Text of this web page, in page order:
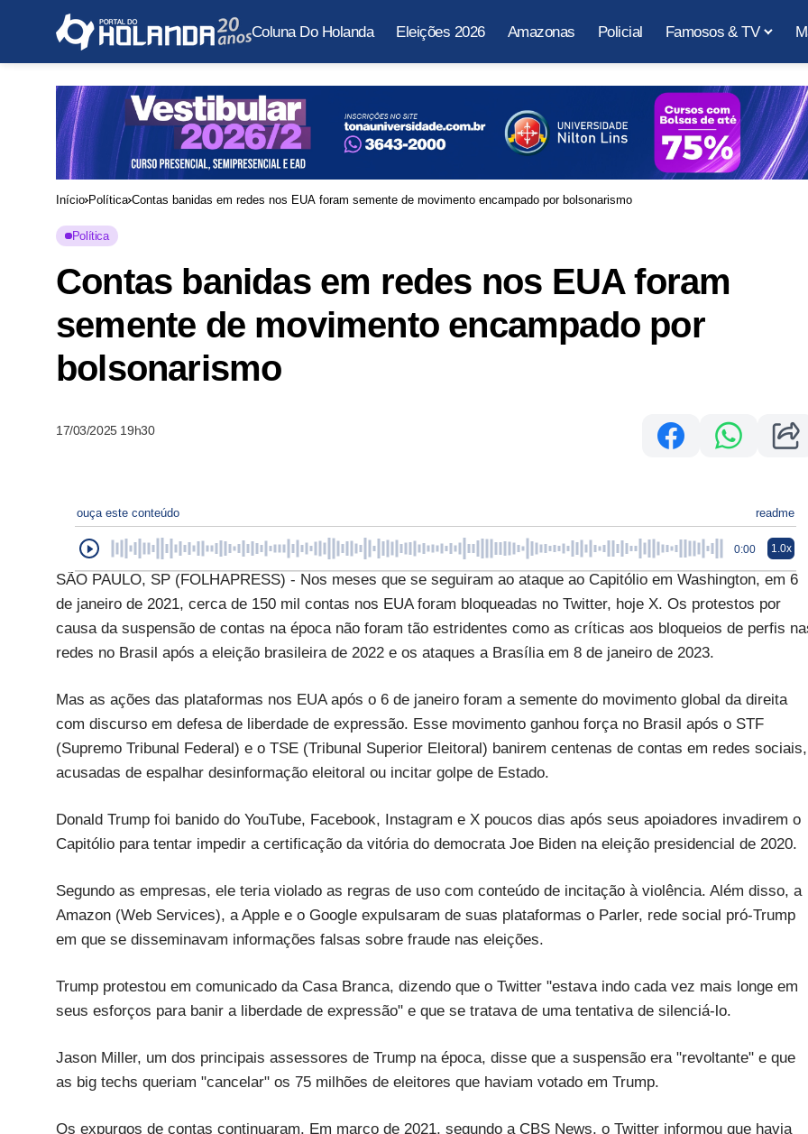
Coluna Do Holanda Eleições 2026 Amazonas Policial Famosos & TV
Início Política Contas banidas em redes nos EUA foram semente de movimento encampado por bolsonarismo
Política
Contas banidas em redes nos EUA foram
semente de movimento encampado por
bolsonarismo
17/03/2025 19h30
ouça este conteúdo readme
0:00 1.0x
SÃO PAULO, SP (FOLHAPRESS) - Nos meses que se seguiram ao ataque ao Capitólio em Washington, em 6
de janeiro de 2021, cerca de 150 mil contas nos EUA foram bloqueadas no Twitter, hoje X. Os protestos por
causa da suspensão de contas na época não foram tão estridentes como as críticas aos bloqueios de perfis
redes no Brasil após a eleição brasileira de 2022 e os ataques a Brasília em 8 de janeiro de 2023.
Mas as ações das plataformas nos EUA após o 6 de janeiro foram a semente do movimento global da direita
com discurso em defesa de liberdade de expressão. Esse movimento ganhou força no Brasil após o STF
(Supremo Tribunal Federal) e o TSE (Tribunal Superior Eleitoral) banirem centenas de contas em redes sociais,
acusadas de espalhar desinformação eleitoral ou incitar golpe de Estado.
Donald Trump foi banido do YouTube, Facebook, Instagram e X poucos dias após seus apoiadores invadirem o
Capitólio para tentar impedir a certificação da vitória do democrata Joe Biden na eleição presidencial de 2020.
Segundo as empresas, ele teria violado as regras de uso com conteúdo de incitação à violência. Além disso, a
Amazon (Web Services), a Apple e o Google expulsaram de suas plataformas o Parler, rede social pró-Trump
em que se disseminavam informações falsas sobre fraude nas eleições.
Trump protestou em comunicado da Casa Branca, dizendo que o Twitter "estava indo cada vez mais longe em
seus esforços para banir a liberdade de expressão" e que se tratava de uma tentativa de silenciá-lo.
Jason Miller, um dos principais assessores de Trump na época, disse que a suspensão era "revoltante" e que
as big techs queriam "cancelar" os 75 milhões de eleitores que haviam votado em Trump.
Os expurgos de contas continuaram. Em março de 2021, segundo a CBS News, o Twitter informou que havia